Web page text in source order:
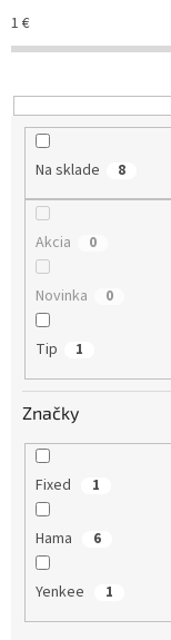
r
o
u
k
1 €
Na sklade 8
Akcia 0
Novinka 0
Tip 1
Značky
Fixed 1
Hama 6
Yenkee 1